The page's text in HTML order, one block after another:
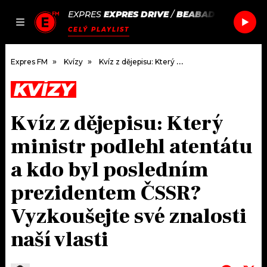
JAK
SEZNAM.CZ
EXPRES EXPRES DRIVE/BEABADOOBEE
CELÝ PLAYLIST
DOMŮ
ČLÁNKY
HUDBA
ROZHOVORY
#NEBUDUDOMA
PODCASTY
JAK NALADIT
RÁDIO
APLIKACE
SOUTĚŽE
Expres FM Kvízy Kvíz z dějepisu: Který ministr podlehl atentátu a kdo byl posledním prezidentem ČSSR? Vyzkoušejte své znalosti naší vlasti
KVÍZY
Kvíz z dějepisu: Který
ministr podlehl atentátu
a kdo byl posledním
prezidentem ČSSR?
Vyzkoušejte své znalosti
naší vlasti